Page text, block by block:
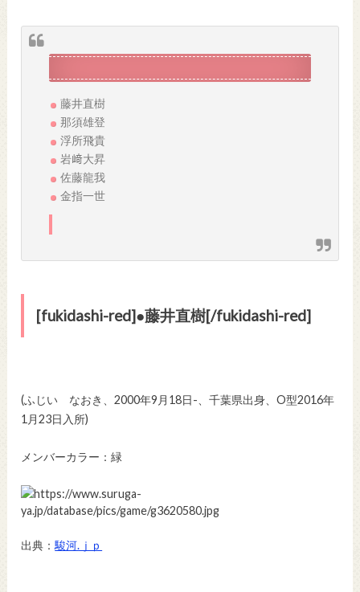
藤井直樹
那須雄登
浮所飛貴
岩﨑大昇
佐藤龍我
金指一世
[fukidashi-red]●藤井直樹[/fukidashi-red]
(ふじい なおき、2000年9月18日-、千葉県出身、O型2016年
1月23日入所)
メンバーカラー：緑
出典：駿河.ｊｐ